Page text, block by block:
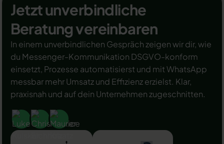
Jetzt unverbindliche
Beratung vereinbaren
In einem unverbindlichen Gespräch zeigen wir dir, wie
du Messenger-Kommunikation DSGVO-konform
einsetzt, Prozesse automatisierst und mit WhatsApp
messbar mehr Umsatz und Effizienz erzielst. Klar,
praxisnah und auf dein Unternehmen zugeschnitten.